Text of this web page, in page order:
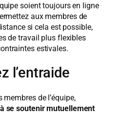
soient toujours en ligne
aux membres de
si cela est possible,
de travail plus flexibles
estivales.
l’entraide
membres de l’équipe,
se soutenir mutuellement